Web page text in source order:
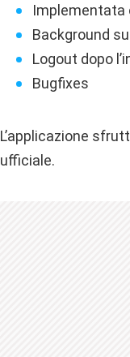
Implementata
Background
Logout dopo
Bugfixes
L’applicazione
ufficiale.